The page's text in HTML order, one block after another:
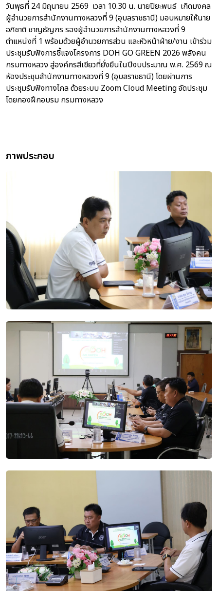
วันพุธที่ 24 มิถุนายน 2569 เวลา 10.30 น. นายปิยะพนธ์ เกิดมงคล
ผู้อำนวยการสำนักงานทางหลวงที่ 9 (อุบลราชธานี) มอบหมายให้นาย
อภิชาติ ชาญธัญกร รองผู้อำนวยการสำนักงานทางหลวงที่ 9
ตำแหน่งที่ 1 พร้อมด้วยผู้อำนวยการส่วน และหัวหน้าฝ่าย/งาน เข้าร่วม
ประชุมรับฟังการชี้แจงโครงการ DOH GO GREEN 2026 พลังคน
กรมทางหลวง สู่องค์กรสีเขียวที่ยั่งยืนในปีงบประมาณ พ.ศ. 2569 ณ
ห้องประชุมสำนักงานทางหลวงที่ 9 (อุบลราชธานี) โดยผ่านการ
ประชุมรับฟังทางไกล ด้วยระบบ Zoom Cloud Meeting จัดประชุม
โดยกองฝึกอบรม กรมทางหลวง
ภาพประกอบ